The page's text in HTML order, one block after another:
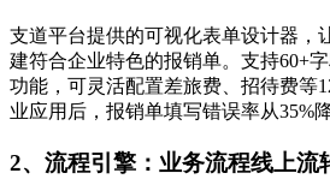
支道平台提供的可视化表单设计器，
建符合企业特色的报销单。支持60+
功能，可灵活配置差旅费、招待费等
业应用后，报销单填写错误率从35%
2、流程引擎：业务流程线上流